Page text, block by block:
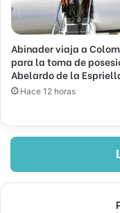
Abinader viaja a
para la toma de
Abelardo de la
Hace 12 horas